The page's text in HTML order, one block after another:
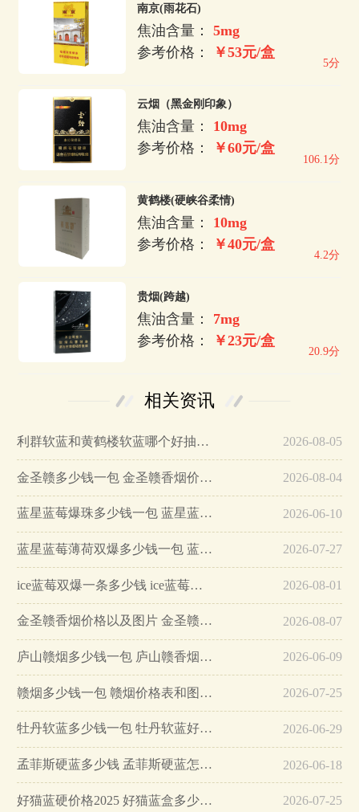
南京(雨花石)
焦油含量：5mg
参考价格：
￥53元/盒
5分
云烟（黑金刚印象）
焦油含量： 10mg
参考价格：
￥60元/盒
106.1分
黄鹤楼(硬峡谷柔情)
焦油含量： 10mg
参考价格：
￥40元/盒
4.2分
贵烟(跨越)
焦油含量： 7mg
参考价格：
￥23元/盒
20.9分
相关资讯
利群软蓝和黄鹤楼软蓝哪个好抽一点… 2026-08-05
金圣赣多少钱一包 金圣赣香烟价格和图片… 2026-08-04
蓝星蓝莓爆珠多少钱一包 蓝星蓝莓爆珠香烟价格… 2026-06-10
蓝星蓝莓薄荷双爆多少钱一包 蓝星蓝莓薄荷双爆价格… 2026-07-27
ice蓝莓双爆一条多少钱 ice蓝莓双爆价格… 2026-08-01
金圣赣香烟价格以及图片 金圣赣烟多少钱一条… 2026-08-07
庐山赣烟多少钱一包 庐山赣香烟2025价格查询… 2026-06-09
赣烟多少钱一包 赣烟价格表和图片大全… 2026-07-25
牡丹软蓝多少钱一包 牡丹软蓝好抽吗… 2026-06-29
孟菲斯硬蓝多少钱 孟菲斯硬蓝怎么样… 2026-06-18
好猫蓝硬价格2025 好猫蓝盒多少钱一包… 2026-07-25